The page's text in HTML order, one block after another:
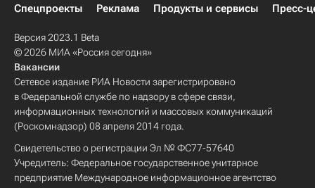
Спецпроекты
Реклама Продукты и сервисы Пресс-
Версия 2023.1 Beta
© 2026 МИА «Россия сегодня»
Вакансии
Сетевое издание РИА Новости зарегистрировано
в Федеральной службе по надзору в сфере связи,
информационных технологий и массовых коммуникаций
(Роскомнадзор) 08 апреля 2014 года.
Свидетельство о регистрации Эл № ФС77-57640
Учредитель: Федеральное государственное унитарное
предприятие Международное информационное агентство